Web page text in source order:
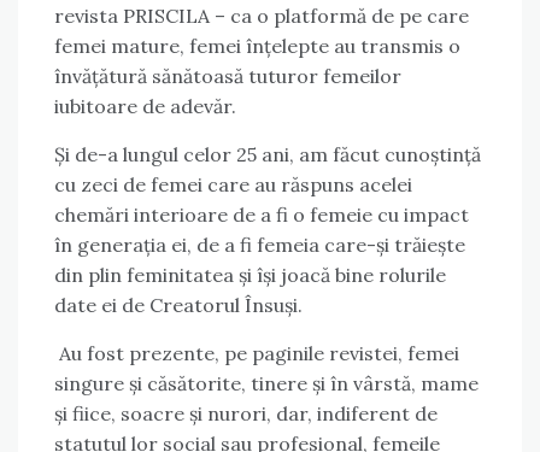
revista PRISCILA – ca o platformă de pe care
femei mature, femei înțelepte au transmis o
învățătură sănătoasă tuturor femeilor
iubitoare de adevăr.
Și de-a lungul celor 25 ani, am făcut cunoștință
cu zeci de femei care au răspuns acelei
chemări interioare de a fi o femeie cu impact
în generația ei, de a fi femeia care-și trăiește
din plin feminitatea și își joacă bine rolurile
date ei de Creatorul Însuși.
Au fost prezente, pe paginile revistei, femei
singure și căsătorite, tinere și în vârstă, mame
și fiice, soacre și nurori, dar, indiferent de
statutul lor social sau profesional, femeile